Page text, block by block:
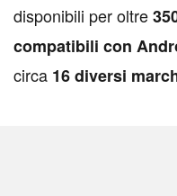
disponibili per oltre
compatibili con
circa 16 diversi